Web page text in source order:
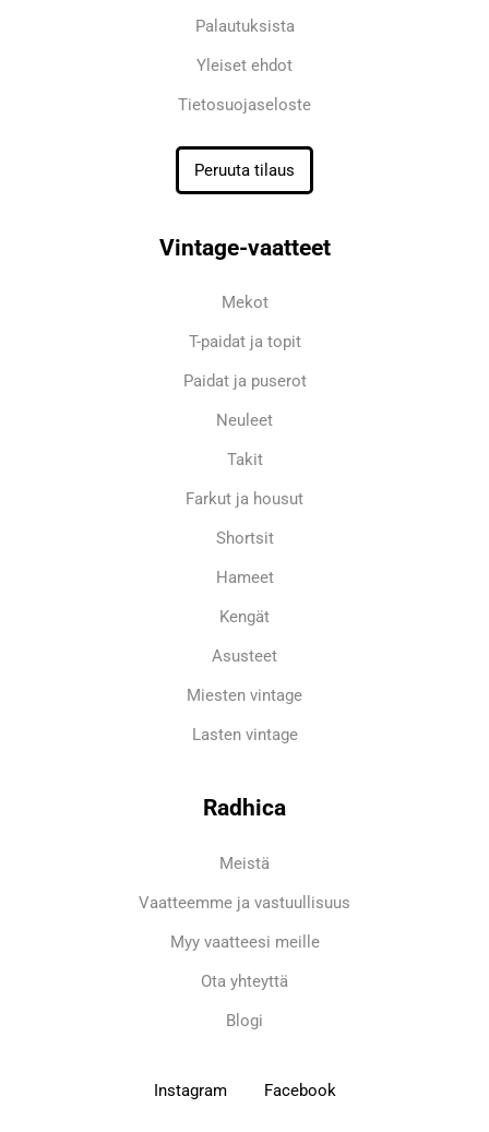
Palautuksista
Yleiset ehdot
Tietosuojaseloste
Peruuta tilaus
Vintage-vaatteet
Mekot
T-paidat ja topit
Paidat ja puserot
Neuleet
Takit
Farkut ja housut
Shortsit
Hameet
Kengät
Asusteet
Miesten vintage
Lasten vintage
Radhica
Meistä
Vaatteemme ja vastuullisuus
Myy vaatteesi meille
Ota yhteyttä
Blogi
Instagram Facebook